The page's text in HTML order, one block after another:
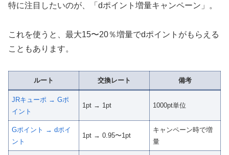
特に注目したいのが、「dポイント増量キャンペーン」。
これを使うと、最大15〜20％増量でdポイントがもらえる
こともあります。
ルート 交換レート 備考
JRキューポ → Gポ
イント
1pt → 1pt 1000pt単位
Gポイント → dポイ
ント
1pt → 0.95〜1pt
キャンペーン時で増
量